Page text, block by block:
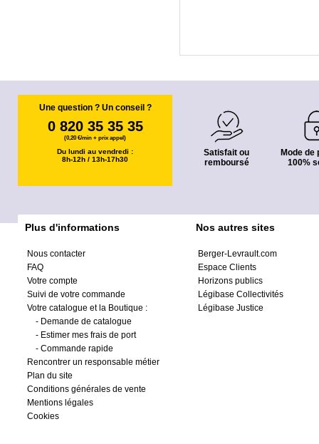
Une question ? Un conseil ?
0 820 35 35 35
(0,20 €/min + prix appel)
Du lundi au vendredi :
8h-12h / 13h-17h30
Satisfait ou
remboursé
Mode de
100%
Plus d'informations
Nous contacter
FAQ
Votre compte
Suivi de votre commande
Votre catalogue et la Boutique :
- Demande de catalogue
- Estimer mes frais de port
- Commande rapide
Rencontrer un responsable métier
Plan du site
Conditions générales de vente
Mentions légales
Cookies
Nos autres sites
Berger-Levrault.com
Espace Clients
Horizons publics
Légibase Collectivités
Légibase Justice